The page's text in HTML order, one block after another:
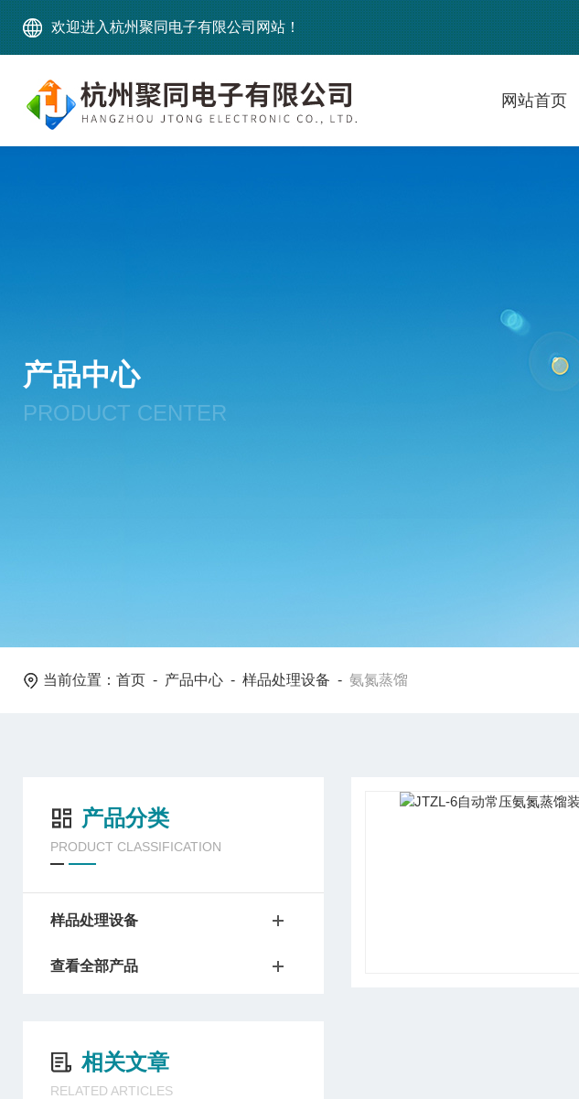
欢迎进入杭州聚同电子有限公司网站！
网站首页
产品中心
PRODUCT CENTER
当前位置： 首页 - 产品中心 - 样品处理设备 - 氨氮蒸馏
产品分类
PRODUCT CLASSIFICATION
样品处理设备
查看全部产品
相关文章
RELATED ARTICLES